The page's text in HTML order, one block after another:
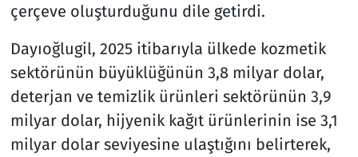
çerçeve oluşturduğunu dile getirdi.
Dayıoğlugil, 2025 itibarıyla ülkede kozmetik
sektörünün büyüklüğünün 3,8 milyar dolar,
deterjan ve temizlik ürünleri sektörünün 3,9
milyar dolar, hijyenik kağıt ürünlerinin ise 3,1
milyar dolar seviyesine ulaştığını belirterek,